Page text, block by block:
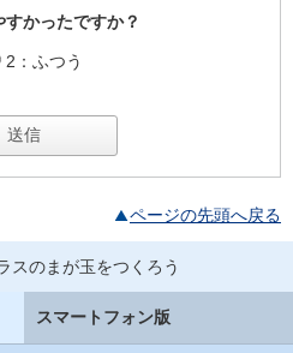
かったですか？
2：ふつう
ページの先頭へ戻る
スのまが玉をつくろう
スマートフォン版